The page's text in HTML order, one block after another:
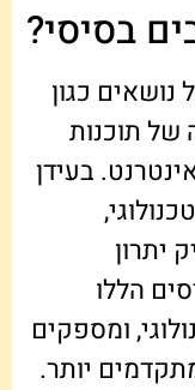
בסיסי?
כגון
תוכנות
בעידן
יתרון
הללו
ומספקים
יותר.